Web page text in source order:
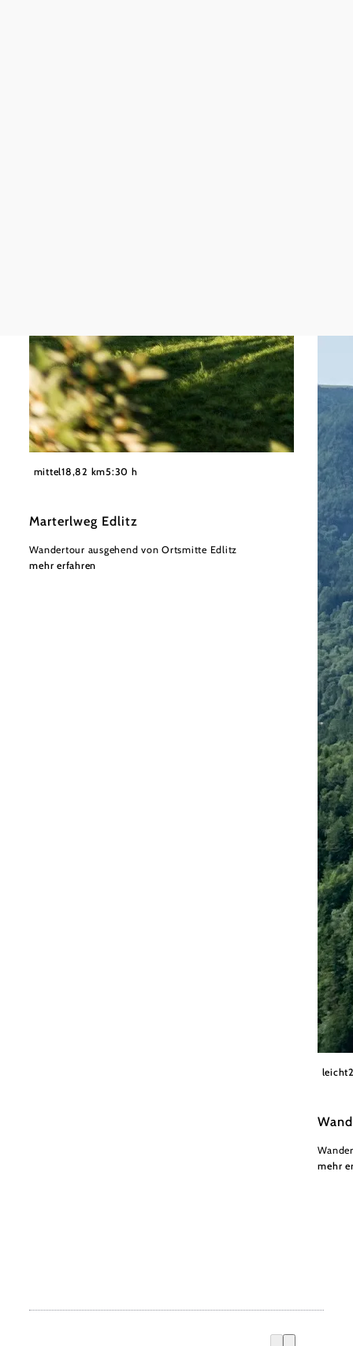
©
Wiener Alpen
mittel18,82 km5:30 h
Marterlweg Edlitz
Wandertour ausgehend von Ortsmitte Edlitz
mehr erfahren
leicht
mehr